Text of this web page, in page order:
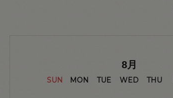
8月
SUN MON TUE WED THU